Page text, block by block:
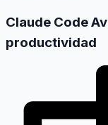
Claude Code
productividad